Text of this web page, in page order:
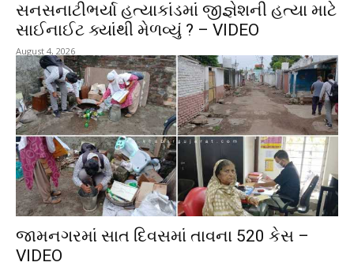
સનસનાટીભર્યા હત્યાકાંડમાં જીજ્ઞેશની હત્યા માટે
સાઈનાઈટ ક્યાંથી મેળવ્યું ? – VIDEO
August 4, 2026
જામનગરમાં સાત દિવસમાં તાવના 520 કેસ –
VIDEO